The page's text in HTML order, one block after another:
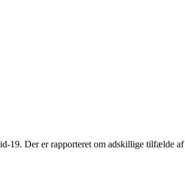
19. Der er rapporteret om adskillige tilfælde af